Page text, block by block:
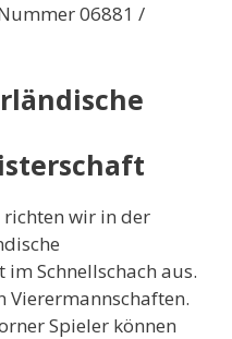
06881 /
richten wir in der
Schnellschach aus.
Spieler können